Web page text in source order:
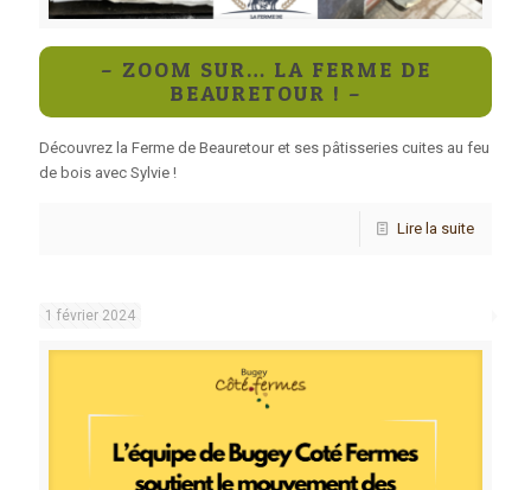
– ZOOM SUR… LA FERME DE
BEAURETOUR ! –
Découvrez la Ferme de Beauretour et ses pâtisseries cuites au feu
de bois avec Sylvie !
Lire la suite
1 février 2024